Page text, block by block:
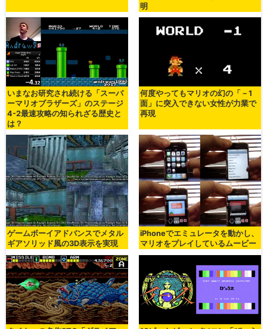
明
いまなお研究され続ける「スーパ
ーマリオブラザーズ」のステージ
4-2最速攻略の知られざる歴史と
は？
何度やってもマリオの幻の「－1
面」に突入できない女性が力業で
再現
ゲームボーイアドバンスでメタル
ギアソリッド風の3D表示を実現
iPhoneでエミュレータを動かし、
マリオをプレイしているムービー